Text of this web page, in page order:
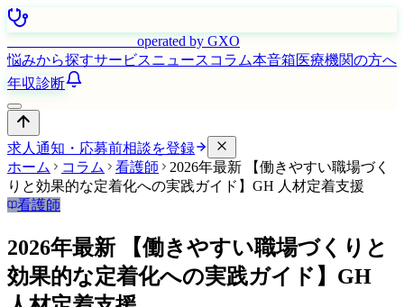
operated by GXO
悩みから探すサービスニュース コラム本音箱医療機関の方へ
年収診断
求人通知・応募前相談を登録
ホーム
コラム 看護師
2026年最新 【働きやすい職場づく
りと効果的な定着化への実践ガイド】GH 人材定着支援
看護師
2026年最新 【働きやすい職場づくりと
効果的な定着化への実践ガイド】GH